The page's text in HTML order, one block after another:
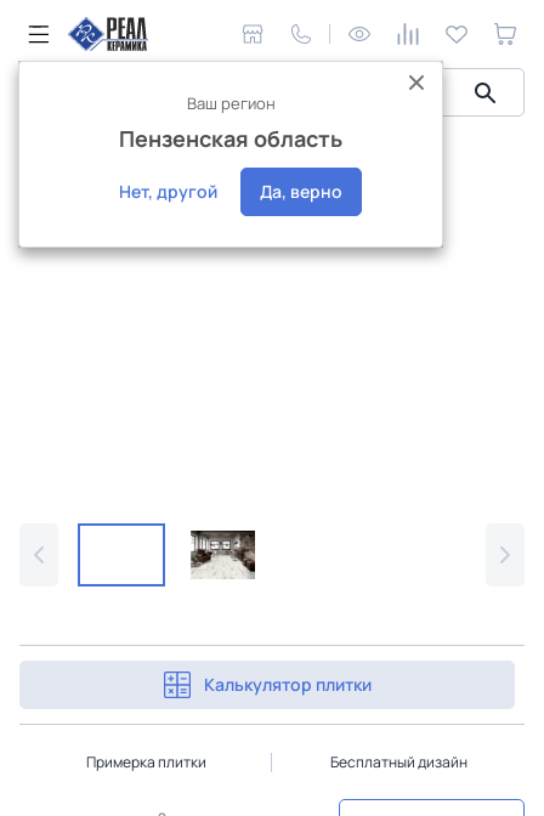
Керамическая плитка Realistik Вита
Керамогранит Realistik Vita
Калькулятор плитки
Примерка плитки Бесплатный дизайн
Ваш регион
Пензенская область
Нет, другой Да, верно